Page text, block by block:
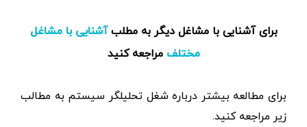
برای آشنایی با مشاغل دیگر به مطلبآشنایی با مشاغل
مختلف مراجعه کنید
برای مطالعه بیشتر درباره شغل تحلیلگر سیستم به مطالب
زیر مراجعه کنید.